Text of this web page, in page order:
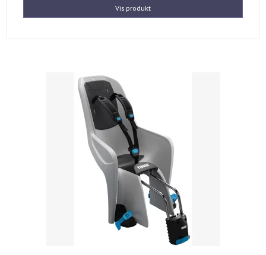
Vis produkt